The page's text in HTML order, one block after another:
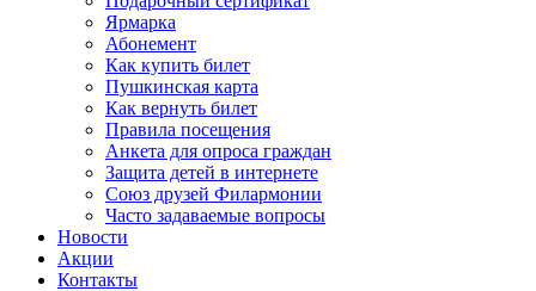
Ярмарка
Абонемент
Как купить билет
Пушкинская карта
Как вернуть билет
Правила посещения
Анкета для опроса граждан
Защита детей в интернете
Союз друзей Филармонии
Часто задаваемые вопросы
Новости
Акции
Контакты